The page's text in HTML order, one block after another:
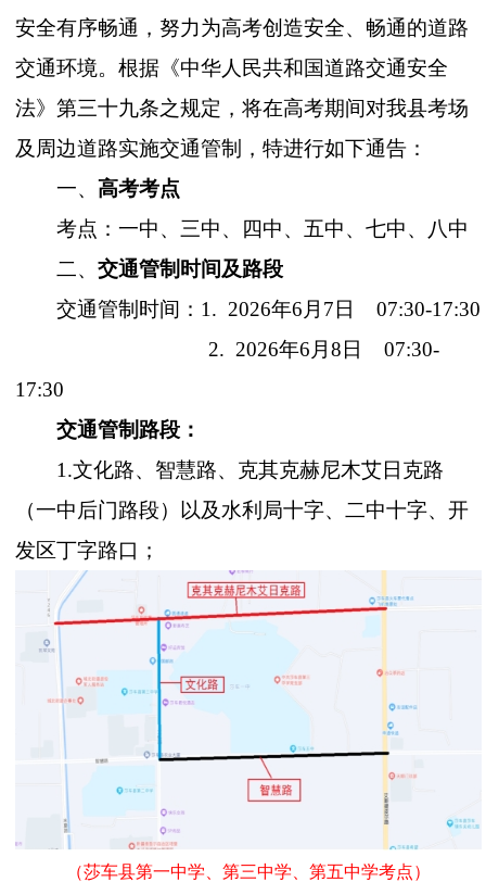
安全有序畅通，努力为高考创造安全、畅通的道路
交通环境。根据《中华人民共和国道路交通安全
法》第三十九条之规定，将在高考期间对我县考场
及周边道路实施交通管制，特进行如下通告：
一、 高考考点
考点：一中、三中、四中、五中、七中、八中
二、 交通管制时间及路段
交通管制时间： 1. 2026年6月7日 07:30-17:30
2. 2026年6月8日 07:30-
17:30
交通管制路段：
1.文化路、智慧路、克其克赫尼木艾日克路
（一中后门路段）以及水利局十字、二中十字、开
发区丁字路口；
（莎车县第一中学、第三中学、第五中学考点）